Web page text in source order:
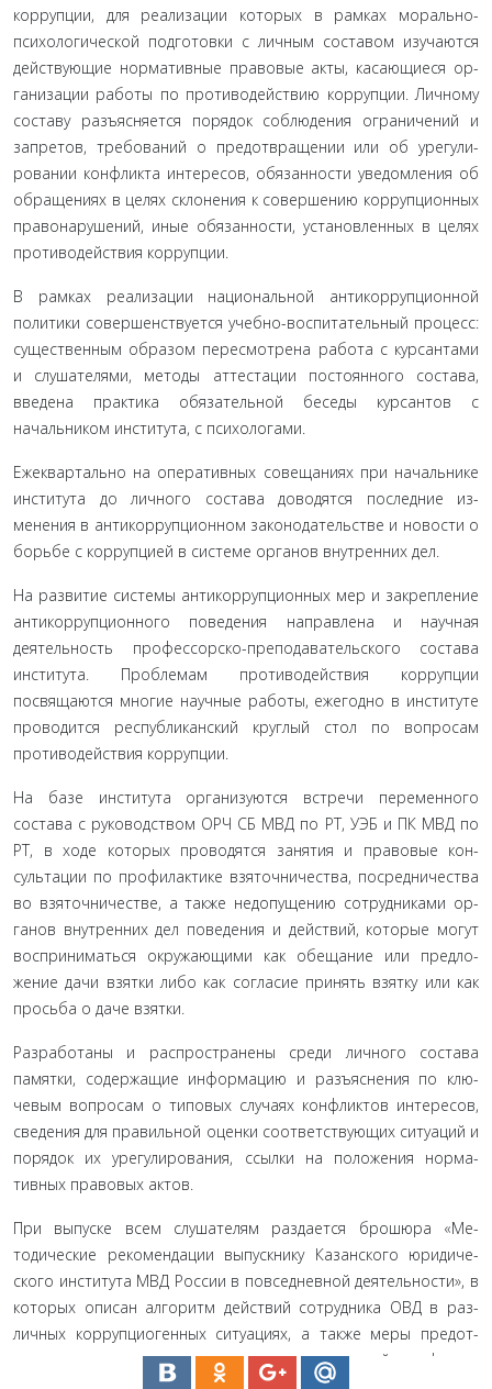
коррупции, для реализации которых в рамках морально­
психологической подготовки с личным составом изучаются
действующие нормативные правовые акты, касающиеся ор­
ганизации работы по противодействию коррупции. Лично­му
составу разъясняется порядок соблюдения ограничений и
запретов, требований о предотвращении или об урегули­
ровании конфликта интересов, обязанности уведомления об
обращениях в целях склонения к совершению коррупцион­ных
правонарушений, иные обязанности, установленных в целях
противодействия коррупции.
В рамках реализации национальной антикоррупци­онной
политики совершенствуется учебно-воспитательный процесс:
существенным образом пересмотрена работа с кур­сантами
и слушателями, методы аттестации постоянного состава,
введена практика обязательной беседы курсантов с
начальником института, с психологами.
Ежеквартально на оперативных совещаниях при началь­нике
института до личного состава доводятся последние из­
менения в антикоррупционном законодательстве и новости о
борьбе с коррупцией в системе органов внутренних дел.
На развитие системы антикоррупционных мер и за­крепление
антикоррупционного поведения направлена и научная
деятельность профессорско-преподавательского со­става
института. Проблемам противодействия коррупции
посвящаются многие научные работы, ежегодно в институ­те
проводится республиканский круглый стол по вопросам
противодействия коррупции.
На базе института организуются встречи переменного
состава с руководством ОРЧ СБ МВД по РТ, УЭБ и ПК МВД по
РТ, в ходе которых проводятся занятия и правовые кон­
сультации по профилактике взяточничества, посредничества
во взяточничестве, а также недопущению сотрудниками ор­
ганов внутренних дел поведения и действий, которые могут
восприниматься окружающими как обещание или предло­
жение дачи взятки либо как согласие принять взятку или как
просьба о даче взятки.
Разработаны и распространены среди личного состава
памятки, содержащие информацию и разъяснения по клю­
чевым вопросам о типовых случаях конфликтов интересов,
сведения для правильной оценки соответствующих ситуаций и
порядок их урегулирования, ссылки на положения норма­
тивных правовых актов.
При выпуске всем слушателям раздается брошюра «Ме­
тодические рекомендации выпускнику Казанского юридиче­
ского института МВД России в повседневной деятельности», в
которых описан алгоритм действий сотрудника ОВД в раз­
личных коррупциогенных ситуациях, а также меры предот­
вращения и урегулирования типовых ситуаций конфликта